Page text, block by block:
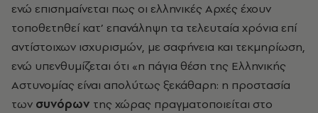
ενώ επισημαίνεται πως οι ελληνικές Αρχές έχουν
τοποθετηθεί κατ’ επανάληψη τα τελευταία χρόνια επί
αντίστοιχων ισχυρισμών, με σαφήνεια και τεκμηρίωση,
ενώ υπενθυμίζεται ότι «η πάγια θέση της Ελληνικής
Αστυνομίας είναι απολύτως ξεκάθαρη: η προστασία
των συνόρων της χώρας πραγματοποιείται στο